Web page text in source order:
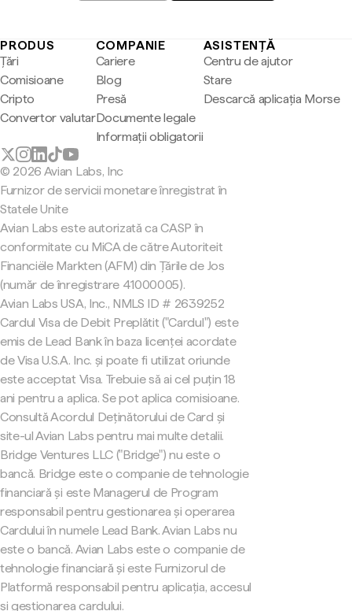
PRODUS
Țări
Comisioane
Cripto
Convertor valutar
COMPANIE
Cariere
Blog
Presă
Documente legale
Informații obligatorii
ASISTENȚĂ
Centru de ajutor
Stare
Descarcă aplicația Morse
© 2026 Avian Labs, Inc
Furnizor de servicii monetare înregistrat în
Statele Unite
Avian Labs este autorizată ca CASP în
conformitate cu MiCA de către Autoriteit
Financiële Markten (AFM) din Țările de Jos
(număr de înregistrare 41000005).
Avian Labs USA, Inc., NMLS ID # 2639252
Cardul Visa de Debit Preplătit ("Cardul") este
emis de Lead Bank în baza licenței acordate
de Visa U.S.A. Inc. și poate fi utilizat oriunde
este acceptat Visa. Trebuie să ai cel puțin 18
ani pentru a aplica. Se pot aplica comisioane.
Consultă Acordul Deținătorului de Card și
site-ul Avian Labs pentru mai multe detalii.
Bridge Ventures LLC ("Bridge") nu este o
bancă. Bridge este o companie de tehnologie
financiară și este Managerul de Program
responsabil pentru gestionarea și operarea
Cardului în numele Lead Bank. Avian Labs nu
este o bancă. Avian Labs este o companie de
tehnologie financiară și este Furnizorul de
Platformă responsabil pentru aplicația, accesul
și gestionarea cardului.